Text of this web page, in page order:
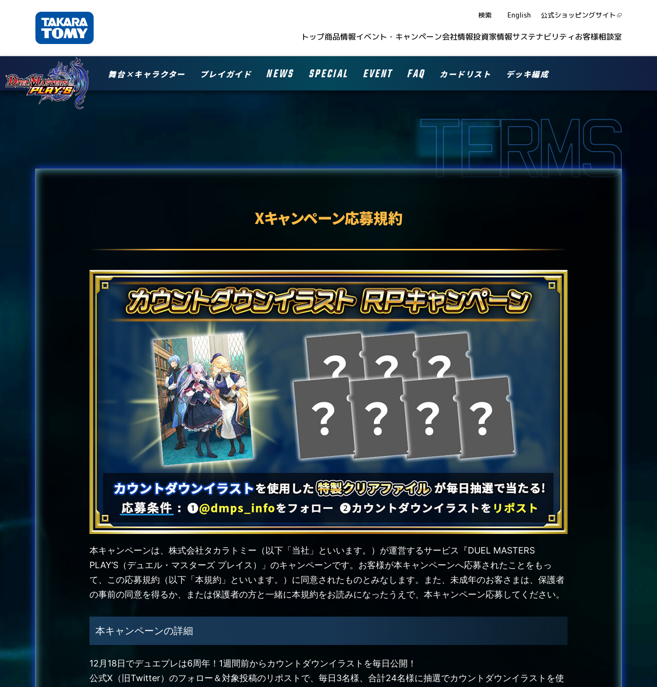
検索 English 公式ショッピングサイト
トップ商品情報イベント・キャンペーン会社情報投資家情報サステナビリティお客様相談室
舞台×キャラクター プレイガイド NEWS SPECIAL EVENT FAQ カードリスト デッキ編成
Xキャンペーン応募規約
本キャンペーンは、株式会社タカラトミー（以下「当社」といいます。）が運営するサービス『DUEL MASTERS
PLAY’S（デュエル・マスターズ プレイス）」のキャンペーンです。お客様が本キャンペーンへ応募されたことをもっ
て、この応募規約（以下「本規約」といいます。）に同意されたものとみなします。また、未成年のお客さまは、保護者
の事前の同意を得るか、または保護者の方と一緒に本規約をお読みになったうえで、本キャンペーン応募してください。
本キャンペーンの詳細
12月18日でデュエプレは6周年！1週間前からカウントダウンイラストを毎日公開！
公式X（旧Twitter）のフォロー＆対象投稿のリポストで、毎日3名様、合計24名様に抽選でカウントダウンイラストを使